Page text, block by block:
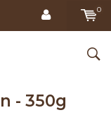
0
- 350g